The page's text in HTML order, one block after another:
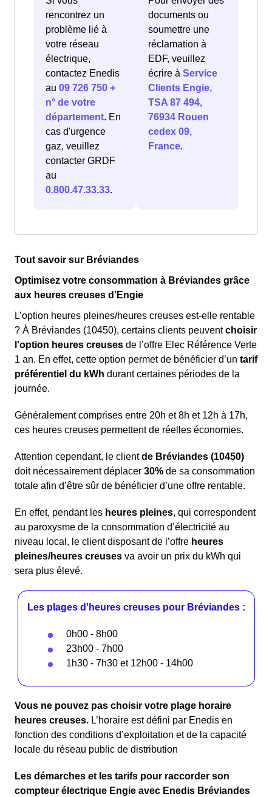
rencontrez un
problème lié à
votre réseau
électrique,
contactez Enedis
au 09 726 750 +
n° de votre
département. En
cas d'urgence
gaz, veuillez
contacter GRDF
au
0.800.47.33.33.
documents ou
soumettre une
réclamation à
EDF, veuillez
écrire à Service
Clients Engie,
TSA 87 494,
76934 Rouen
cedex 09,
France.
Tout savoir sur Bréviandes
Optimisez votre consommation à Bréviandes grâce
aux heures creuses d’Engie
L’option heures pleines/heures creuses est-elle rentable
? À Bréviandes (10450), certains clients peuventchoisir
l’option heures creuses de l’offre Elec Référence Verte
1 an. En effet, cette option permet de bénéficier d’un tarif
préférentiel du kWh durant certaines périodes de la
journée.
Généralement comprises entre 20h et 8h et 12h à 17h,
ces heures creuses permettent de réelles économies.
Attention cependant, le clientde Bréviandes (10450)
doit nécessairement déplacer 30% de sa consommation
totale afin d’être sûr de bénéficier d’une offre rentable.
En effet, pendant les heures pleines, qui correspondent
au paroxysme de la consommation d’électricité au
niveau local, le client disposant de l’offre heures
pleines/heures creuses va avoir un prix du kWh qui
sera plus élevé.
Les plages d'heures creuses pour Bréviandes :
0h00 - 8h00
23h00 - 7h00
1h30 - 7h30 et 12h00 - 14h00
Vous ne pouvez pas choisir votre plage horaire
heures creuses. L’horaire est défini par Enedis en
fonction des conditions d’exploitation et de la capacité
locale du réseau public de distribution
Les démarches et les tarifs pour raccorder son
compteur électrique Engie avec Enedis Bréviandes